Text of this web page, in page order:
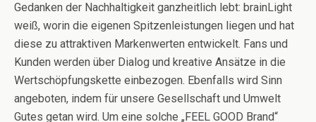
Gedanken der Nachhaltigkeit ganzheitlich lebt: brainLight
weiß, worin die eigenen Spitzenleistungen liegen und hat
diese zu attraktiven Markenwerten entwickelt. Fans und
Kunden werden über Dialog und kreative Ansätze in die
Wertschöpfungskette einbezogen. Ebenfalls wird Sinn
angeboten, indem für unsere Gesellschaft und Umwelt
Gutes getan wird. Um eine solche „FEEL GOOD Brand“